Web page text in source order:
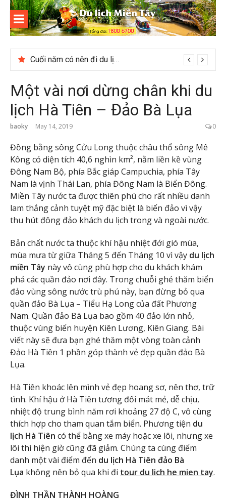
Skip
content
Du lịch
Miền Tây
Cuối năm có nên đi du lịch Phú Quốc không?
Một vài nơi dừng chân khi du
lịch Hà Tiên – Đảo Bà Lụa
baoky May 14, 2019 0
Đồng bằng sông Cửu Long thuộc châu thổ sông Mê
Kông có diện tích 40,6 nghìn km², nằm liền kề vùng
Đông Nam Bộ, phía Bắc giáp Campuchia, phía Tây
Nam là vịnh Thái Lan, phía Đông Nam là Biển Đông.
Miền Tây nước ta được thiên phú cho rất nhiều danh
lam thắng cảnh tuyệt mỹ đặc biệt là biển đảo vì vậy
thu hút đông đảo khách du lịch trong và ngoài nước.
Bản chất nước ta thuộc khí hậu nhiệt đới gió mùa,
mùa mưa từ giữa Tháng 5 đến Tháng 10 vì vậy du lịch
miền Tây này vô cùng phù hợp cho du khách khám
phá các quần đảo nơi đây. Trong chuỗi ghé thăm biển
đảo vùng sông nước trù phú này, bạn đừng bỏ qua
quần đảo Bà Lụa – Tiểu Hạ Long của đất Phương
Nam. Quần đảo Bà Lụa bao gồm 40 đảo lớn nhỏ,
thuộc vùng biển huyện Kiên Lương, Kiên Giang. Bài
viết này sẽ đưa bạn ghé thăm một vòng toàn cảnh
Đảo Hà Tiên 1 phần góp thành vẻ đẹp quần đảo Bà
Lụa.
Hà Tiên khoác lên mình vẻ đẹp hoang sơ, nên thơ, trữ
tình. Khí hậu ở Hà Tiên tương đối mát mẻ, dễ chịu,
nhiệt độ trung bình năm rơi khoảng 27 độ C, vô cùng
thích hợp cho tham quan tắm biển. Phương tiện du
lịch Hà Tiên có thể bằng xe máy hoặc xe lôi, nhưng xe
lôi thì hiện giờ cũng đã giảm. Chúng ta cùng điểm
danh một vài điểm đến du lịch Hà Tiên đảo Bà
Lụa không nên bỏ qua khi đi tour du lich he mien tay.
ĐÌNH THẦN THÀNH HOÀNG